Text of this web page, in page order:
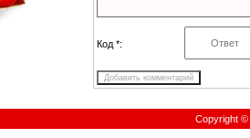
Код *:
Copyright